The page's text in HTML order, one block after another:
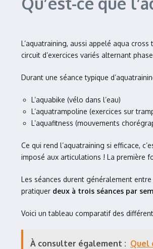
L’aquatraining, aussi appelé aqua cross
circuit d’exercices variés alternant
Durant une séance typique
L’aquabike (vélo dans l’eau)
L’aquatrampoline (exercices sur
L’aquafitness (mouvements
Ce qui rend l’aquatraining si efficace,
imposé aux articulations ! La première
Les séances durent généralement
pratiquer deux à trois séances par
Voici un tableau comparatif des
À consulter également : Quel